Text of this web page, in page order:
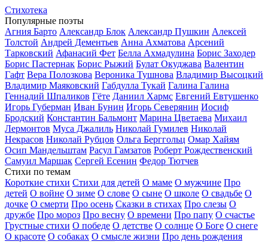
Стихотека
Популярные поэты
Агния Барто Александр Блок Александр Пушкин Алексей
Толстой Андрей Дементьев Анна Ахматова Арсений
Тарковский Афанасий Фет Белла Ахмадулина Борис Заходер
Борис Пастернак Борис Рыжий Булат Окуджава Валентин
Гафт Вера Полозкова Вероника Тушнова Владимир Высоцкий
Владимир Маяковский Габдулла Тукай Галина Галина
Геннадий Шпаликов Гёте Даниил Хармс Евгений Евтушенко
Игорь Губерман Иван Бунин Игорь Северянин Иосиф
Бродский Константин Бальмонт Марина Цветаева Михаил
Лермонтов Муса Джалиль Николай Гумилев Николай
Некрасов Николай Рубцов Ольга Берггольц Омар Хайям
Осип Мандельштам Расул Гамзатов Роберт Рождественский
Самуил Маршак Сергей Есенин Федор Тютчев
Стихи по темам
Короткие стихи Стихи для детей О маме О мужчине Про
детей О войне О зиме О слове О сыне О школе О свадьбе О
дочке О смерти Про осень Сказки в стихах Про слезы О
дружбе Про мороз Про весну О времени Про папу О счастье
Грустные стихи О победе О детстве О солнце О Боге О снеге
О красоте О собаках О смысле жизни Про день рождения